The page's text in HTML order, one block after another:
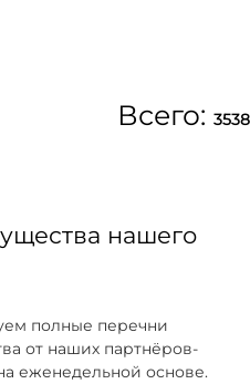
Всего:
нашего
полные перечни
от наших партнёров-
еженедельной основе.